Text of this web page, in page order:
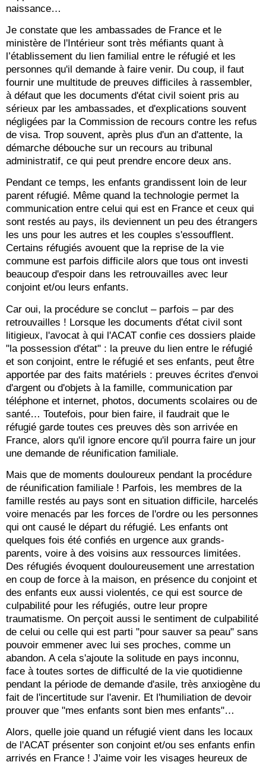
naissance…
Je constate que les ambassades de France et le
ministère de l'Intérieur sont très méfiants quant à
l’établissement du lien familial entre le réfugié et les
personnes qu'il demande à faire venir. Du coup, il faut
fournir une multitude de preuves difficiles à rassembler,
à défaut que les documents d'état civil soient pris au
sérieux par les ambassades, et d'explications souvent
négligées par la Commission de recours contre les refus
de visa. Trop souvent, après plus d'un an d'attente, la
démarche débouche sur un recours au tribunal
administratif, ce qui peut prendre encore deux ans.
Pendant ce temps, les enfants grandissent loin de leur
parent réfugié. Même quand la technologie permet la
communication entre celui qui est en France et ceux qui
sont restés au pays, ils deviennent un peu des étrangers
les uns pour les autres et les couples s'essoufflent.
Certains réfugiés avouent que la reprise de la vie
commune est parfois difficile alors que tous ont investi
beaucoup d'espoir dans les retrouvailles avec leur
conjoint et/ou leurs enfants.
Car oui, la procédure se conclut – parfois – par des
retrouvailles ! Lorsque les documents d'état civil sont
litigieux, l'avocat à qui l'ACAT confie ces dossiers plaide
"la possession d'état" : la preuve du lien entre le réfugié
et son conjoint, entre le réfugié et ses enfants, peut être
apportée par des faits matériels : preuves écrites d'envoi
d'argent ou d'objets à la famille, communication par
téléphone et internet, photos, documents scolaires ou de
santé… Toutefois, pour bien faire, il faudrait que le
réfugié garde toutes ces preuves dès son arrivée en
France, alors qu'il ignore encore qu'il pourra faire un jour
une demande de réunification familiale.
Mais que de moments douloureux pendant la procédure
de réunification familiale ! Parfois, les membres de la
famille restés au pays sont en situation difficile, harcelés
voire menacés par les forces de l'ordre ou les personnes
qui ont causé le départ du réfugié. Les enfants ont
quelques fois été confiés en urgence aux grands-
parents, voire à des voisins aux ressources limitées.
Des réfugiés évoquent douloureusement une arrestation
en coup de force à la maison, en présence du conjoint et
des enfants eux aussi violentés, ce qui est source de
culpabilité pour les réfugiés, outre leur propre
traumatisme. On perçoit aussi le sentiment de culpabilité
de celui ou celle qui est parti "pour sauver sa peau" sans
pouvoir emmener avec lui ses proches, comme un
abandon. A cela s'ajoute la solitude en pays inconnu,
face à toutes sortes de difficulté de la vie quotidienne
pendant la période de demande d'asile, très anxiogène du
fait de l'incertitude sur l'avenir. Et l'humiliation de devoir
prouver que "mes enfants sont bien mes enfants"…
Alors, quelle joie quand un réfugié vient dans les locaux
de l'ACAT présenter son conjoint et/ou ses enfants enfin
arrivés en France ! J'aime voir les visages heureux de